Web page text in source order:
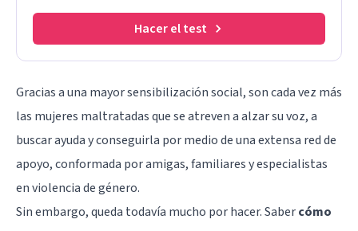
Hacer el test
Gracias a una mayor sensibilización social, son cada vez más
las mujeres maltratadas que se atreven a alzar su voz, a
buscar ayuda y conseguirla por medio de una extensa red de
apoyo, conformada por amigas, familiares y especialistas
en violencia de género.
Sin embargo, queda todavía mucho por hacer. Sabercómo